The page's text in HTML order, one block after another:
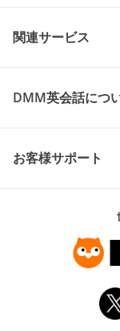
関連サービス
DMM英会話につ
お客様サポート